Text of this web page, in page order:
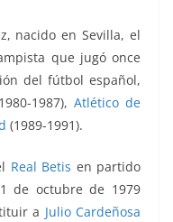
nacido en Sevilla, el
que jugó once
del fútbol español,
1987), Atlético de
(1989-1991).
Real Betis en partido
de octubre de 1979
a Julio Cardeñosa